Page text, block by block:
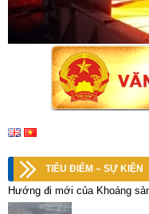
TIÊU ĐIỂM – SỰ KIỆN
Hướng đi mới của Khoáng